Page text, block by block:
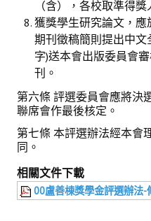
（含），各校取準得獎
獲獎學生研究論文，
期刊徵稿簡則提出中
字)送本會出版委員會
刊。
第六條 評選委員會應將決
聯席會作最後核定。
第七條 本評選辦法經本會
同。
相關文件下載
00盧善棟獎學金評選辦法